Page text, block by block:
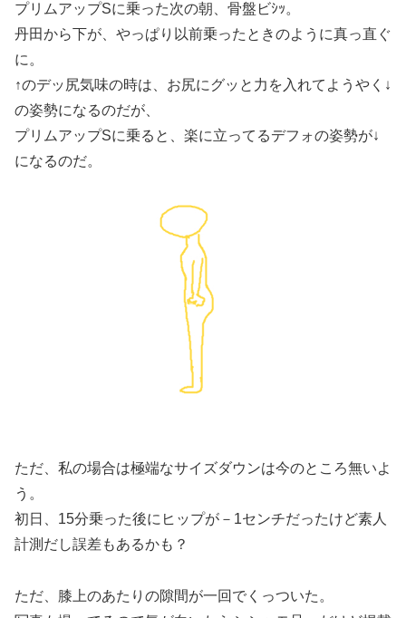
プリムアップSに乗った次の朝、骨盤ビｼｯ。
丹田から下が、やっぱり以前乗ったときのように真っ直ぐ
に。
↑のデッ尻気味の時は、お尻にグッと力を入れてようやく↓
の姿勢になるのだが、
プリムアップSに乗ると、楽に立ってるデフォの姿勢が↓
になるのだ。
ただ、私の場合は極端なサイズダウンは今のところ無いよ
う。
初日、15分乗った後にヒップが－1センチだったけど素人
計測だし誤差もあるかも？
ただ、膝上のあたりの隙間が一回でくっついた。